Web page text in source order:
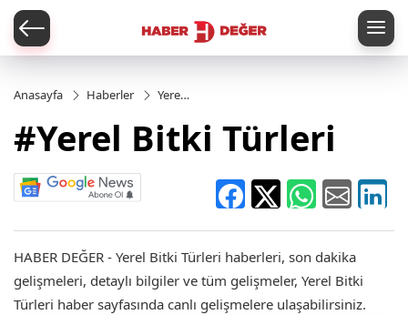
Anasayfa Haberler
Yerel
Türleri
#Yerel Bitki Türleri
HABER DEĞER - Yerel Bitki Türleri haberleri, son dakika
gelişmeleri, detaylı bilgiler ve tüm gelişmeler, Yerel Bitki
Türleri haber sayfasında canlı gelişmelere ulaşabilirsiniz.